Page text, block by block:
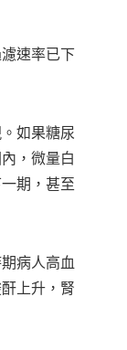
速率已下
如果糖尿
，微量白
期，甚至
病人高血
上升，腎